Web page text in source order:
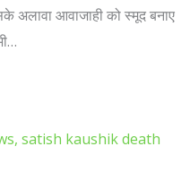
अलावा आवाजाही को स्मूद बनाए